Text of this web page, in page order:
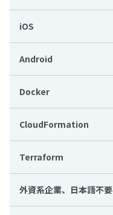
iOS
Android
Docker
CloudFormation
Terraform
外資系企業、日本語不要